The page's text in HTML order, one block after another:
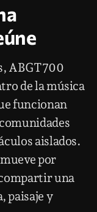
ABGT700
de la música
funcionan
aislados.
por
una
paisaje y